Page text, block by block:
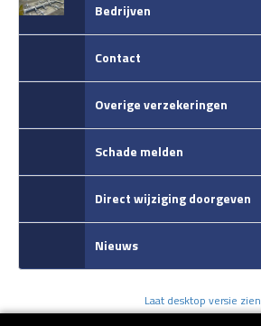
Bedrijven
Contact
Overige verzekeringen
Schade melden
Direct wijziging doorgeven
Nieuws
Laat desktop versie zien